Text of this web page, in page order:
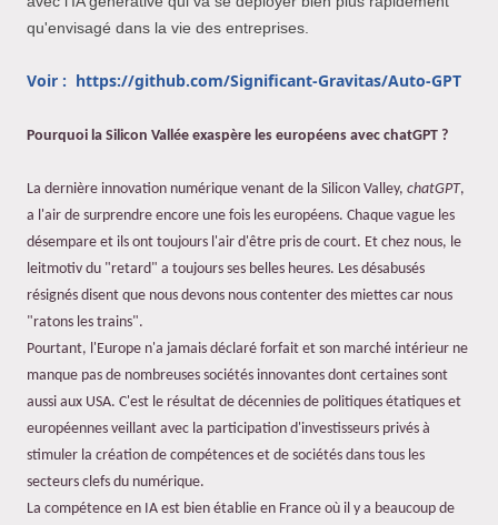
qu'envisagé dans la vie des entreprises.
Voir : https://github.com/Significant-Gravitas/Auto-GPT
Pourquoi la Silicon Vallée exaspère les européens avec chatGPT ?
La dernière innovation numérique venant de la Silicon Valley, chatGPT,
a l'air de surprendre encore une fois les européens. Chaque vague les
désempare et ils ont toujours l'air d'être pris de court. Et chez nous, le
leitmotiv du "retard" a toujours ses belles heures. Les désabusés
résignés disent que nous devons nous contenter des miettes car nous
"ratons les trains".
Pourtant, l'Europe n'a jamais déclaré forfait et son marché intérieur ne
manque pas de nombreuses sociétés innovantes dont certaines sont
aussi aux USA. C'est le résultat de décennies de politiques étatiques et
européennes veillant avec la participation d'investisseurs privés à
stimuler la création de compétences et de sociétés dans tous les
secteurs clefs du numérique.
La compétence en IA est bien établie en France où il y a beaucoup de